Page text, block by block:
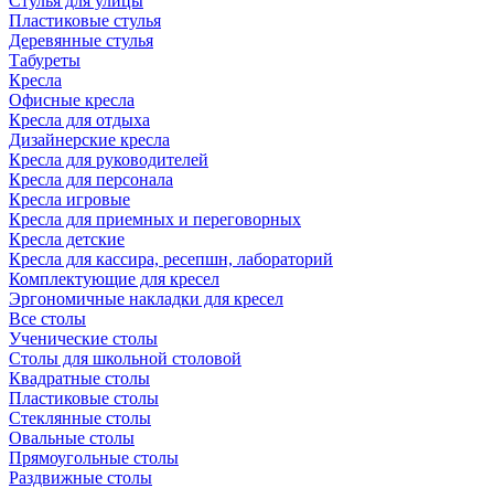
Пластиковые стулья
Деревянные стулья
Табуреты
Кресла
Офисные кресла
Кресла для отдыха
Дизайнерские кресла
Кресла для руководителей
Кресла для персонала
Кресла игровые
Кресла для приемных и переговорных
Кресла детские
Кресла для кассира, ресепшн, лабораторий
Комплектующие для кресел
Эргономичные накладки для кресел
Все столы
Ученические столы
Столы для школьной столовой
Квадратные столы
Пластиковые столы
Стеклянные столы
Овальные столы
Прямоугольные столы
Раздвижные столы